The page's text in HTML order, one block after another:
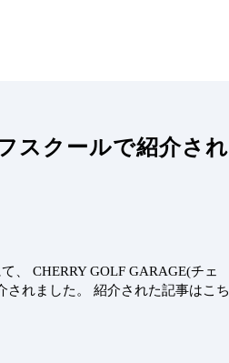
スクールで紹介され
、 CHERRY GOLF GARAGE(チェ
されました。 紹介された記事はこち